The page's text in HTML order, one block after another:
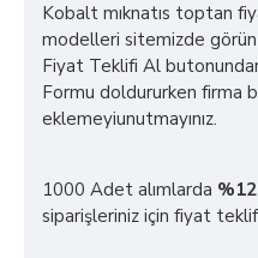
Kobalt mıknatıs toptan
modelleri sitemizde
Fiyat Teklifi Al
Formu doldururken firma
eklemeyiunutmayınız.
1000 Adet alımlarda
siparişleriniz için fiyat teklifi